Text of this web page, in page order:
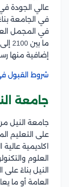
عالي الجودة
في الجامعة
في المجمل
إضافية منها رسوم
شروط القبول في جامعة 6
جامعة
جامعة النيل
على التعليم
اكاديمية
العلوم
النيل بناءً
العامة أو ما